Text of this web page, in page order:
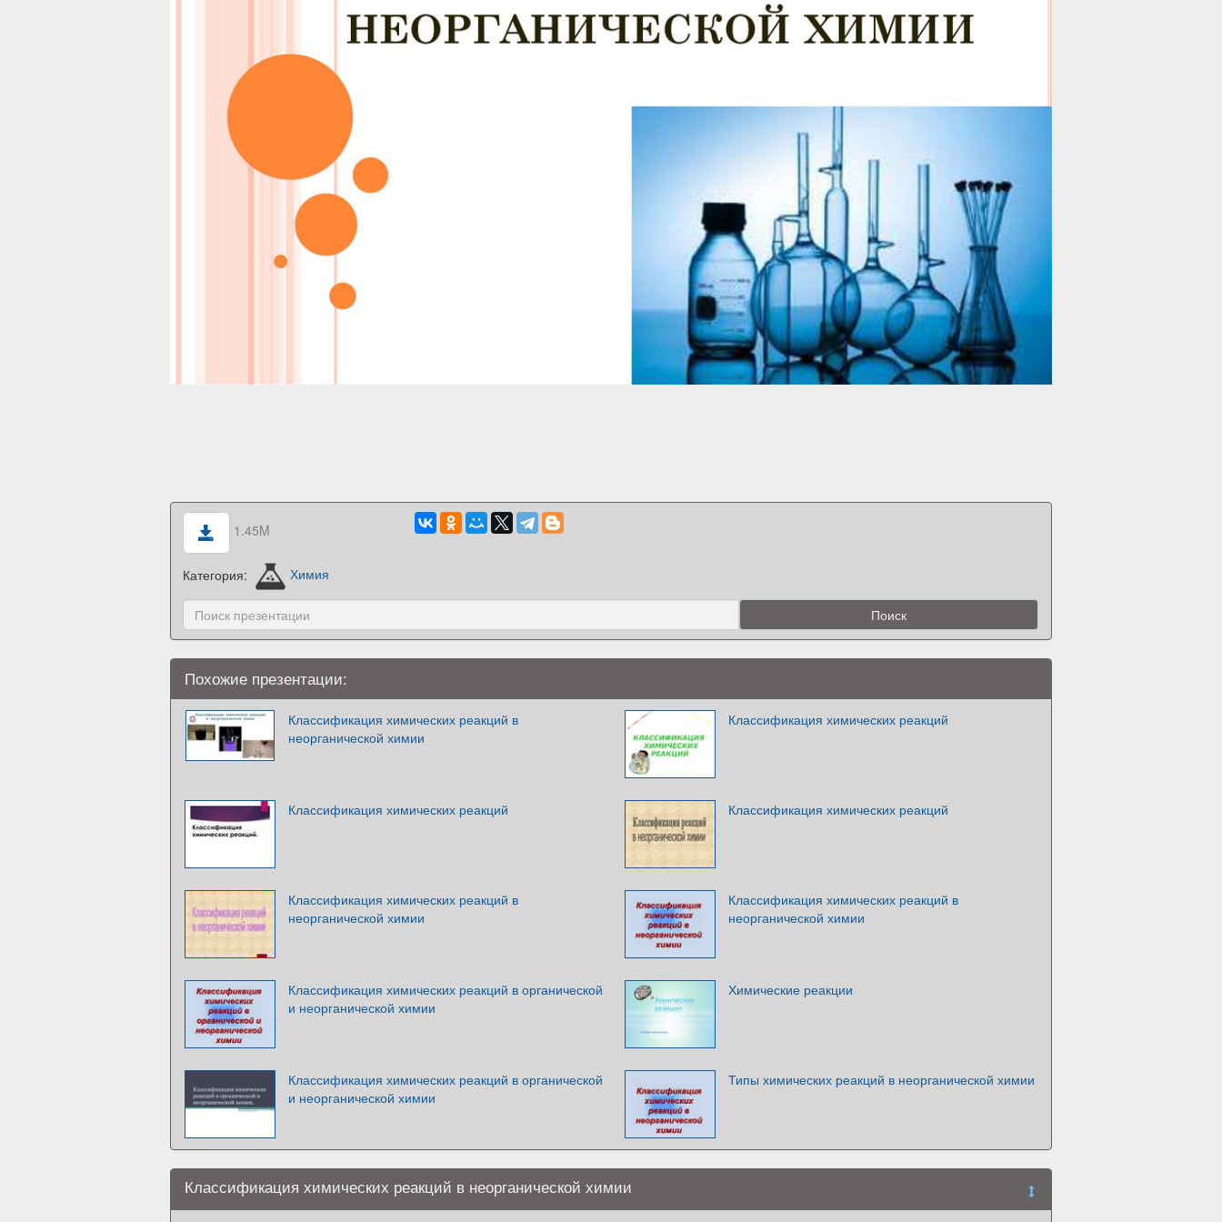
1.45M
Категория: Химия
Похожие презентации:
Классификация химических реакций в
неорганической химии
Классификация химических реакций
Классификация химических реакций Классификация химических реакций
Классификация химических реакций в
неорганической химии
Классификация химических реакций в
неорганической химии
Классификация химических реакций в органической
и неорганической химии
Химические реакции
Классификация химических реакций в органической
и неорганической химии
Типы химических реакций в неорганической химии
Классификация химических реакций в неорганической химии